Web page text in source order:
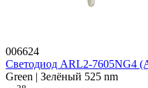
006624
Светодиод ARL2-7605NG4
Green | Зелёный 525 nm